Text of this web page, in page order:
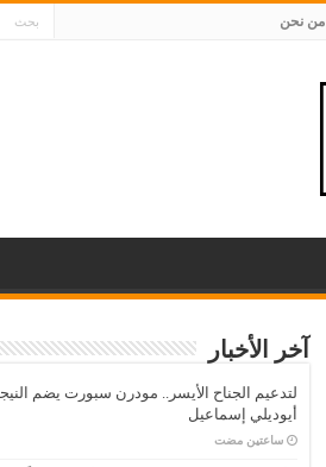
من نحن
آخر الأخبار
لتدعيم الجناح الأيسر.. مودرن سبورت يضم
أيوديلي إسماعيل
‏ساعتين مضت